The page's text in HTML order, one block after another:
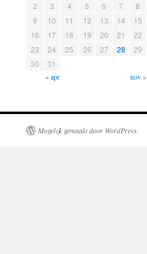
2
3 4 5 6 7
8
9
10 11 12 13 14
15
16
17 18 19 20 21
22
23
24 25 26 27 28
29
30
31
« apr nov »
Mogelijk gemaakt door WordPress.